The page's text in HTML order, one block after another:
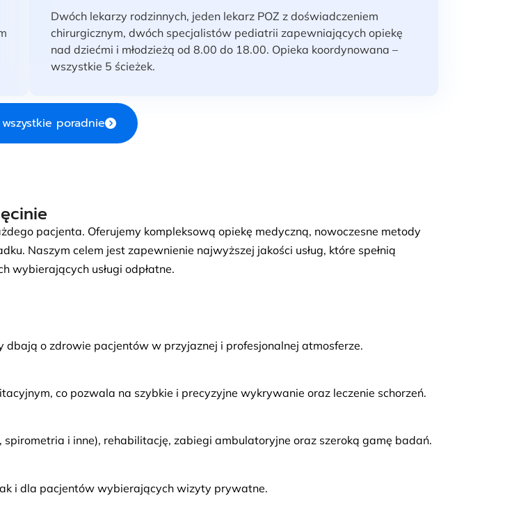
Dwóch lekarzy rodzinnych, jeden lekarz POZ z doświadczeniem
chirurgicznym, dwóch specjalistów pediatrii zapewniających opiekę
nad dziećmi i młodzieżą od 8.00 do 18.00. Opieka koordynowana –
wszystkie 5 ścieżek.
poradnie
pacjenta. Oferujemy kompleksową opiekę medyczną, nowoczesne metody
Naszym celem jest zapewnienie najwyższej jakości usług, które spełnią
wybierających usługi odpłatne.
o zdrowie pacjentów w przyjaznej i profesjonalnej atmosferze.
co pozwala na szybkie i precyzyjne wykrywanie oraz leczenie schorzeń.
spirometria i inne), rehabilitację, zabiegi ambulatoryjne oraz szeroką gamę badań.
i dla pacjentów wybierających wizyty prywatne.